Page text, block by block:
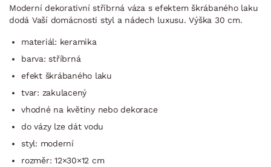
Moderní dekorativní stříbrná váza s efektem škrábaného laku
dodá Vaší domácnosti styl a nádech luxusu. Výška 30 cm.
materiál: keramika
barva: stříbrná
efekt škrábaného laku
tvar: zakulacený
vhodné na květiny nebo dekorace
do vázy lze dát vodu
styl: moderní
rozměr: 12×30×12 cm